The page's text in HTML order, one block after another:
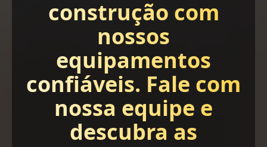
construção com
nossos
equipamentos
confiáveis. Fale com
nossa equipe e
descubra as